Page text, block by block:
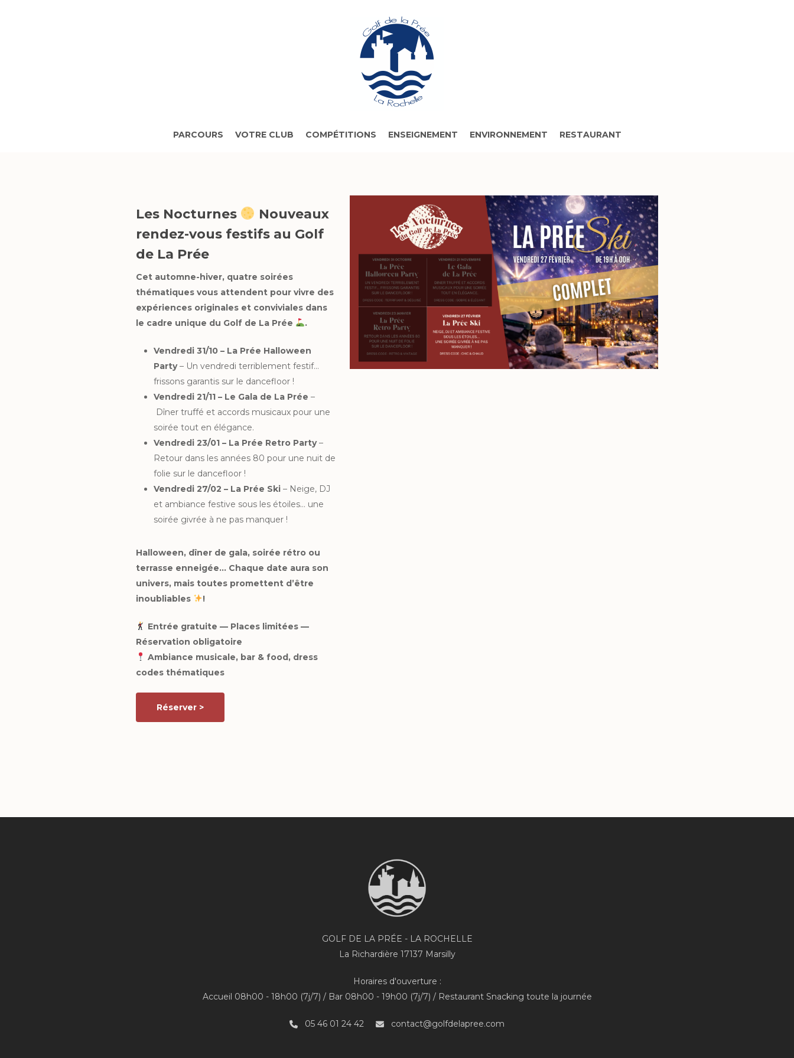
PARCOURS VOTRE CLUB COMPÉTITIONS ENSEIGNEMENT ENVIRONNEMENT RESTAURANT
Les Nocturnes
Nouveaux
rendez-vous festifs au Golf
de La Prée
Cet automne-hiver, quatre soirées
thématiques vous attendent pour vivre des
expériences originales et conviviales dans
le cadre unique du Golf de La Prée
.
Vendredi 31/10 – La Prée Halloween
Party– Un vendredi terriblement festif…
frissons garantis sur le dancefloor !
Vendredi 21/11 – Le Gala de La Prée –
Dîner truffé et accords musicaux pour une
soirée tout en élégance.
Vendredi 23/01 – La Prée Retro Party–
Retour dans les années 80 pour une nuit de
folie sur le dancefloor !
Vendredi 27/02 – La Prée Ski– Neige, DJ
et ambiance festive sous les étoiles… une
soirée givrée à ne pas manquer !
Halloween, dîner de gala, soirée rétro ou
terrasse enneigée… Chaque date aura son
univers, mais toutes promettent d’être
inoubliables
!
Entrée gratuite — Places limitées —
Réservation obligatoire
Ambiance musicale, bar & food, dress
codes thématiques
Réserver >
GOLF DE LA PRÉE - LA ROCHELLE
La Richardière 17137 Marsilly
Horaires d'ouverture :
Accueil 08h00 - 18h00 (7j/7) / Bar 08h00 - 19h00 (7j/7) / Restaurant Snacking toute la journée
05 46 01 24 42 contact@golfdelapree.com